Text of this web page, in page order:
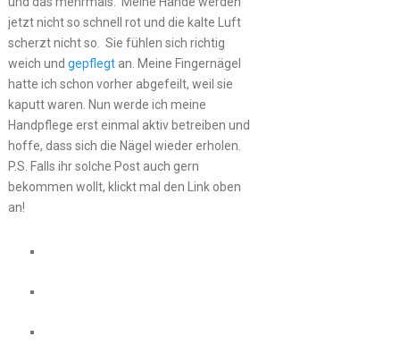
jetzt nicht so schnell rot und die kalte Luft
scherzt nicht so. Sie fühlen sich richtig
weich und gepflegtan. Meine Fingernägel
hatte ich schon vorher abgefeilt, weil sie
kaputt waren. Nun werde ich meine
Handpflege erst einmal aktiv betreiben und
hoffe, dass sich die Nägel wieder erholen.
P.S. Falls ihr solche Post auch gern
bekommen wollt, klickt mal den Link oben
an!